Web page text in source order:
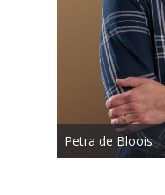
Petra de Bloois